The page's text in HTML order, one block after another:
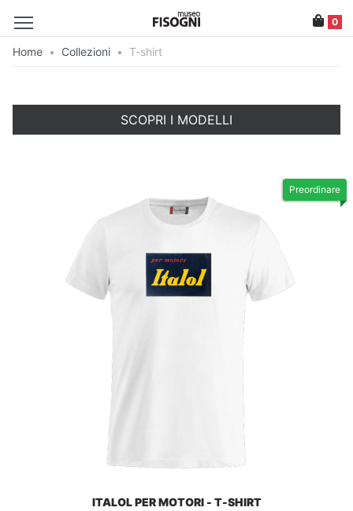
0
Home • Collezioni • T-shirt
SCOPRI I MODELLI
Preordinare
ITALOL PER MOTORI - T-SHIRT